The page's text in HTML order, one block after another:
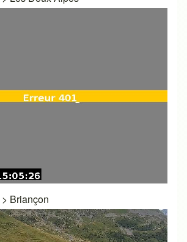
> Briançon